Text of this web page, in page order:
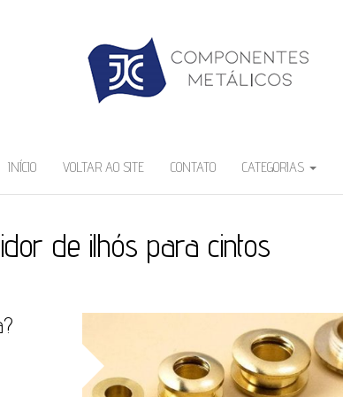
INÍCIO VOLTAR AO SITE CONTATO CATEGORIAS
de ilhós para cintos